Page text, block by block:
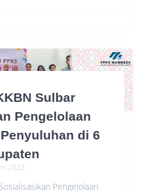
Sulbar
Pengelolaan
di 6
2023
Pengelolaan